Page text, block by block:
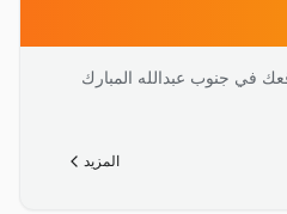
في جنوب عبدالله المبارك
المزيد